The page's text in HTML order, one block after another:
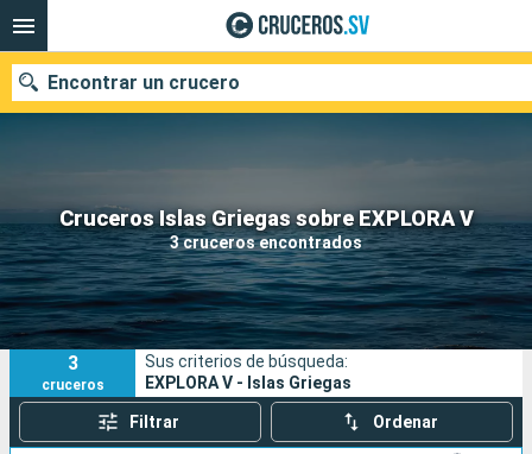
Cruceros Islas Griegas sobre EXPLORA V
3 cruceros encontrados
Encontrar un crucero
Nuestros destinos
Fecha de salida
Puertos Compañías
Buscar
3
cruceros
Sus criterios de búsqueda:
EXPLORA V - Islas Griegas
Filtrar Ordenar